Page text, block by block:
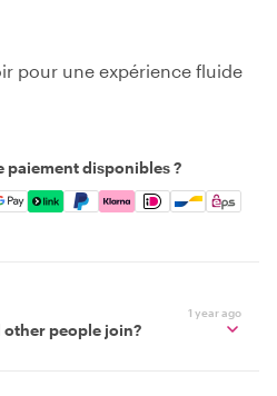
pour une expérience fluide
paiement disponibles ?
Discover, Apple Pay, Google
1 year ago
people join?